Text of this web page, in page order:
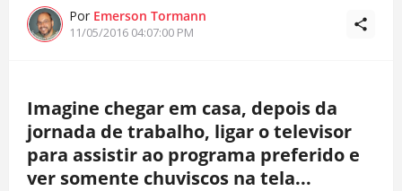
Por Emerson Tormann
11/05/2016 04:07:00 PM
Imagine chegar em casa, depois da
jornada de trabalho, ligar o televisor
para assistir ao programa preferido e
ver somente chuviscos na tela...